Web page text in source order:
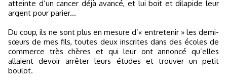
atteinte d’un cancer déjà avancé, et lui boit et dilapide leur
argent pour parier...
Du coup, ils ne sont plus en mesure d’« entretenir » les demi-
sœurs de mes fils, toutes deux inscrites dans des écoles de
commerce très chères et qui leur ont annoncé qu’elles
allaient devoir arrêter leurs études et trouver un petit
boulot.